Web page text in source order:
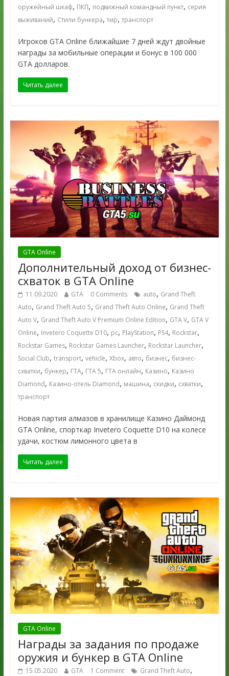
оружейный шкаф, ПКП, подвижный командный пункт, серия
выживаний, Стили бункера, тир, транспорт
Игроков GTA Online ближайшие 7 дней ждут двойные
награды за мобильные операции и бонус в 100 000
GTA долларов.
Читать далее
GTA Online
Дополнительный доход от бизнес-
схваток в GTA Online
11.09.2020 GTA 0 Comments auto, Grand Theft
Auto, Grand Theft Auto 5, Grand Theft Auto Online, Grand Theft
Auto V, Grand Theft Auto V Premium Online Edition, GTA V, GTA V
Online, Invetero Coquette D10, pc, PlayStation, PS4, Rockstar,
Rockstar Games, Rockstar Games Launcher, Rockstar Launcher,
Social Club, transport, vehicle, Xbox, авто, бизнес, бизнес-
схватки, бункер, ГТА, ГТА 5, ГТА онлайн, Казино, Казино
Diamond, Казино-отель Diamond, машина, скидки, схватки,
транспорт
Новая партия алмазов в хранилище Казино Даймонд
GTA Online, спорткар Invetero Coquette D10 на колесе
удачи, костюм лимонного цвета в
Читать далее
GTA Online
Награды за задания по продаже
оружия и бункер в GTA Online
15.05.2020 GTA 1 Comment Grand Theft Auto,